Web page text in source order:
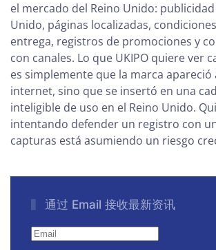
el mercado del Reino Unido:
Unido, páginas localizadas,
entrega, registros de promociones y
con canales. Lo que UKIPO quiere ver
es simplemente que la marca apareció
internet, sino que se insertó en una
inteligible de uso en el Reino Unido.
intentando defender un registro con
capturas está asumiendo un riesgo
通过 Email 接收最新资讯